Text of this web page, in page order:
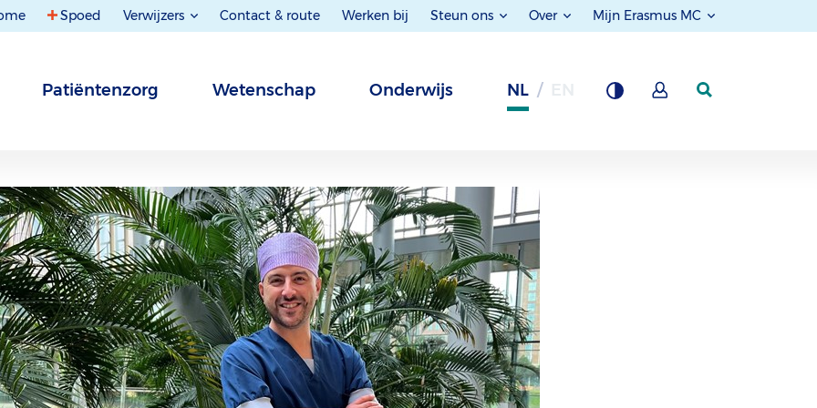
Spoed Verwijzers Contact & route Werken bij Steun ons Over Mijn Erasmus MC
Patiëntenzorg Wetenschap Onderwijs NL